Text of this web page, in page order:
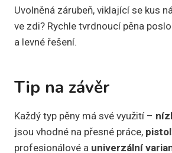
Uvolněná zárubeň, viklající se kus
ve zdi? Rychle tvrdnoucí pěna
a levné řešení.
Tip na závěr
Každý typ pěny má své využití –
jsou vhodné na přesné práce,
profesionálové a univerzální